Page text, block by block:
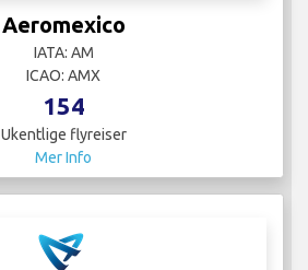
Aeromexico
IATA: AM
ICAO: AMX
154
Ukentlige flyreiser
Mer Info